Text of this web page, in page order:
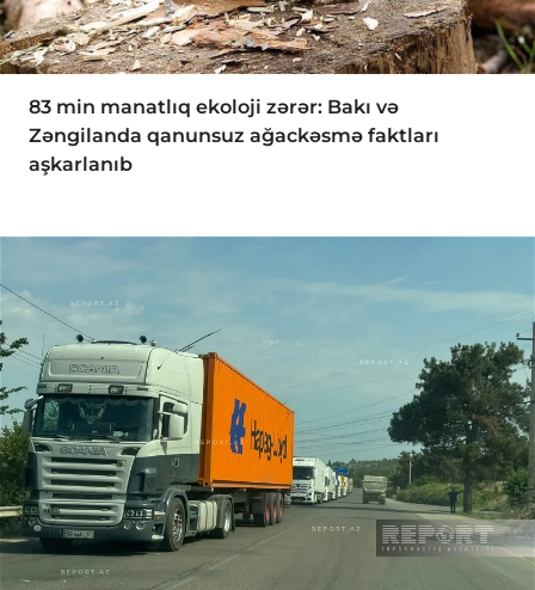
83 min manatlıq ekoloji zərər: Bakı və
Zəngilanda qanunsuz ağackəsmə faktları
aşkarlanıb